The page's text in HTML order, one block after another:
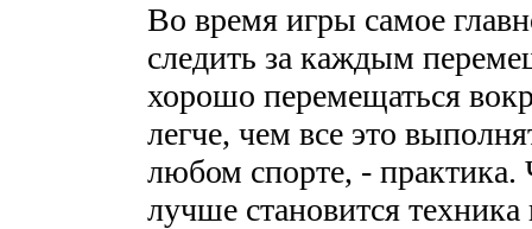
Во время игры самое
следить за каждым
хорошо перемещаться
легче, чем все это
любом спорте, -
лучше становится техника